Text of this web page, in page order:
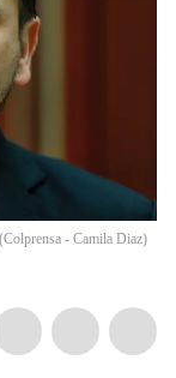
- Camila Diaz)